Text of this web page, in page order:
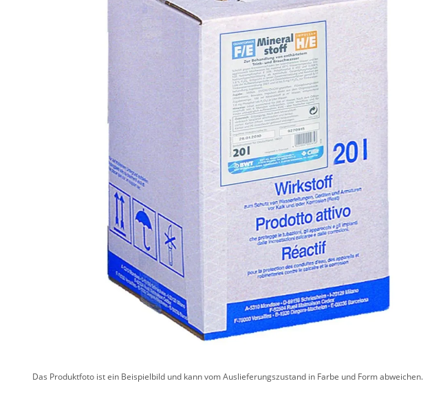
Das Produktfoto ist ein Beispielbild und kann vom Auslieferungszustand in Farbe und Form abweichen.